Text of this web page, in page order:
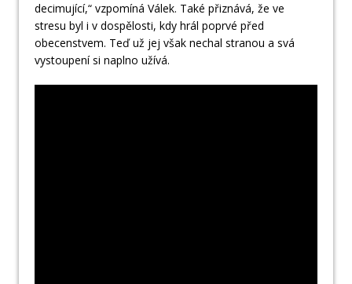
decimující,“ vzpomíná Válek. Také přiznává, že ve
stresu byl i v dospělosti, kdy hrál poprvé před
obecenstvem. Teď už jej však nechal stranou a svá
vystoupení si naplno užívá.